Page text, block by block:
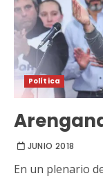
Política
JUNIO 2018
En un plenario